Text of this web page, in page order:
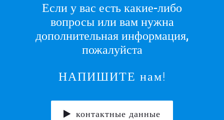
Если у вас есть какие-либо
вопросы или вам нужна
дополнительная информация,
пожалуйста
НАПИШИТЕ нам!
контактные данные